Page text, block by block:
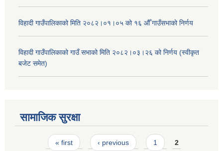
विहादी गाउँपालिकाको मिति २०८२।०१।०५ को १६ औँ गाउँसभाको निर्णय
विहादी गाउँपालिकाको गाउँ सभाको मिति २०८२।०३।२६ को निर्णय (स्वीकृत
बजेट समेत)
सामाजिक सुरक्षा
Pages« first ‹ previous 1 2